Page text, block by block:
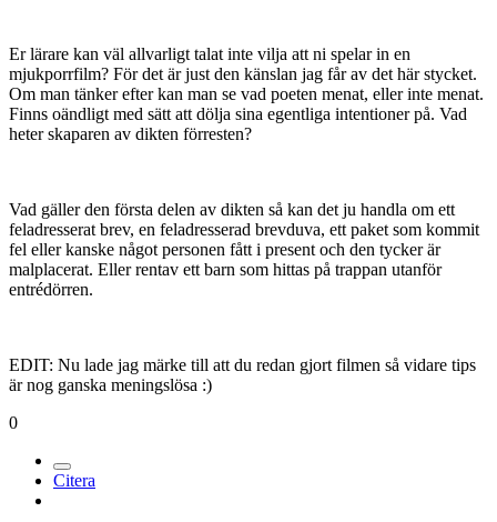
Er lärare kan väl allvarligt talat inte vilja att ni spelar in en
mjukporrfilm? För det är just den känslan jag får av det här stycket.
Om man tänker efter kan man se vad poeten menat, eller inte menat.
Finns oändligt med sätt att dölja sina egentliga intentioner på. Vad
heter skaparen av dikten förresten?
Vad gäller den första delen av dikten så kan det ju handla om ett
feladresserat brev, en feladresserad brevduva, ett paket som kommit
fel eller kanske något personen fått i present och den tycker är
malplacerat. Eller rentav ett barn som hittas på trappan utanför
entrédörren.
EDIT: Nu lade jag märke till att du redan gjort filmen så vidare tips
är nog ganska meningslösa :)
0
Citera